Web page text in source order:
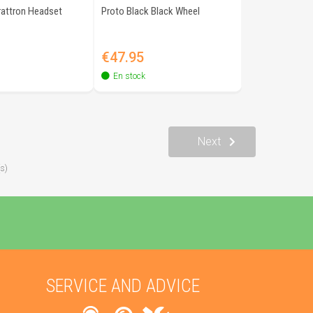
Headset Proto Black Black Wheel
Price
€47.95
En stock
Next
SERVICE AND ADVICE